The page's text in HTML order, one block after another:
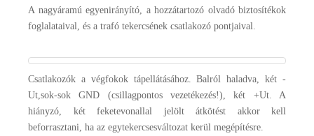
A nagyáramú egyenirányító, a hozzátartozó olvadó biztosítékok
foglalataival, és a trafó tekercsének csatlakozó pontjaival.
Csatlakozók a végfokok tápellátásához. Balról haladva, két -
Ut,sok-sok GND (csillagpontos vezetékezés!), két +Ut. A
hiányzó, két feketevonallal jelölt átkötést akkor kell
beforrasztani, ha az egytekercsesváltozat kerül megépítésre.